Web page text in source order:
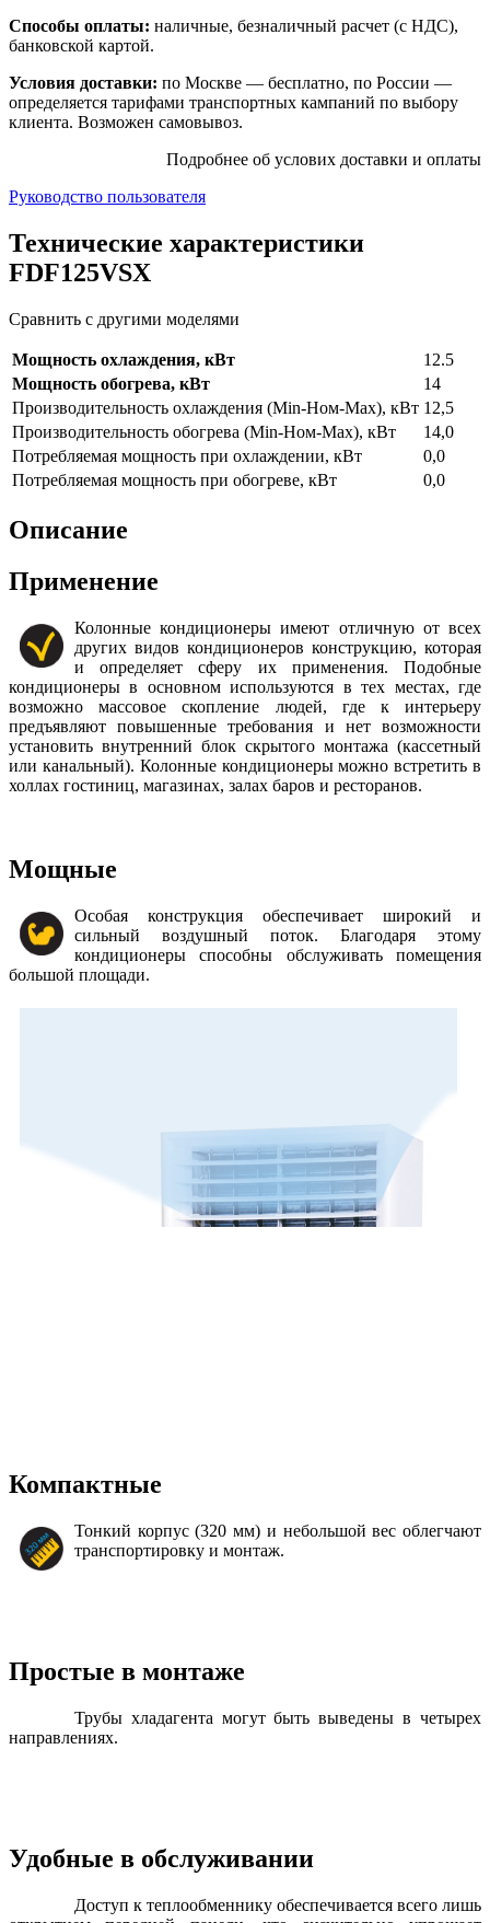
Способы оплаты: наличные, безналичный расчет (с НДС),
банковской картой.
Условия доставки: по Москве — бесплатно, по России —
определяется тарифами транспортных кампаний по выбору
клиента. Возможен самовывоз.
Подробнее об услових доставки и оплаты
Руководство пользователя
Технические характеристики
FDF125VSX
Сравнить с другими моделями
Мощность охлаждения, кВт
12.5
Мощность обогрева, кВт
14
Производительность охлаждения (Min-Ном-Max), кВт 12,5
Производительность обогрева (Min-Ном-Max), кВт
14,0
Потребляемая мощность при охлаждении, кВт
0,0
Потребляемая мощность при обогреве, кВт
0,0
Описание
Применение
Колонные кондиционеры имеют отличную от всех
других видов кондиционеров конструкцию, которая
и определяет сферу их применения. Подобные
кондиционеры в основном используются в тех местах, где
возможно массовое скопление людей, где к интерьеру
предъявляют повышенные требования и нет возможности
установить внутренний блок скрытого монтажа (кассетный
или канальный). Колонные кондиционеры можно встретить в
холлах гостиниц, магазинах, залах баров и ресторанов.
Мощные
Особая конструкция обеспечивает широкий и
сильный воздушный поток. Благодаря этому
кондиционеры способны обслуживать помещения
большой площади.
Компактные
Тонкий корпус (320 мм) и небольшой вес облегчают
транспортировку и монтаж.
Простые в монтаже
Трубы хладагента могут быть выведены в четырех
направлениях.
Удобные в обслуживании
Доступ к теплообменнику обеспечивается всего лишь